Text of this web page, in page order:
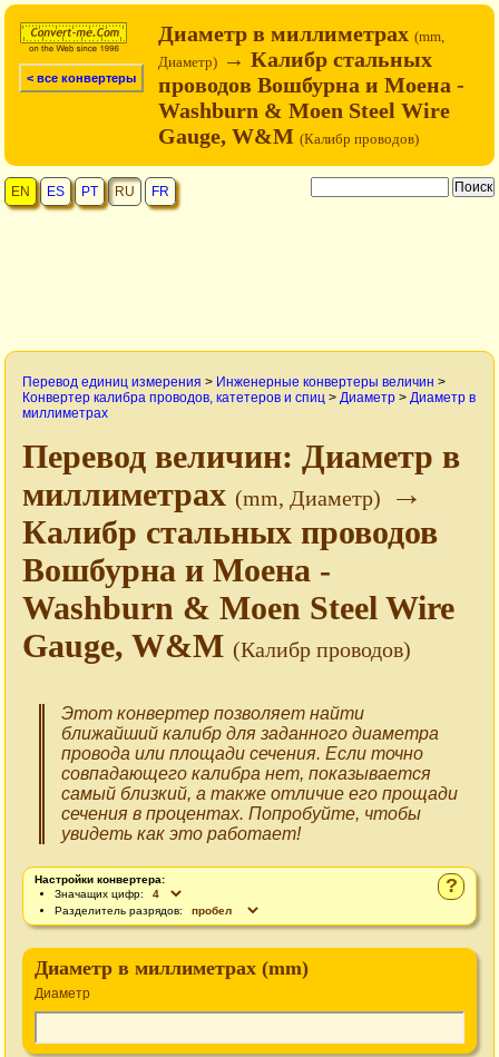
< все конвертеры
Диаметр в миллиметрах (mm,
Диаметр) → Калибр стальных
проводов Вошбурна и Моена -
Washburn & Moen Steel Wire
Gauge, W&M (Калибр проводов)
EN ES PT RU FR
Перевод единиц измерения > Инженерные конвертеры величин >
Конвертер калибра проводов, катетеров и спиц > Диаметр > Диаметр в
миллиметрах
Перевод величин: Диаметр в
миллиметрах (mm, Диаметр)
→
Калибр стальных проводов
Вошбурна и Моена -
Washburn & Moen Steel Wire
Gauge, W&M (Калибр проводов)
Этот конвертер позволяет найти
ближайший калибр для заданного диаметра
провода или площади сечения. Если точно
совпадающего калибра нет, показывается
самый близкий, а также отличие его прощади
сечения в процентах. Попробуйте, чтобы
увидеть как это работает!
?
Настройки конвертера:
Значащих цифр:
Разделитель разрядов:
Диаметр в миллиметрах (mm)
Диаметр